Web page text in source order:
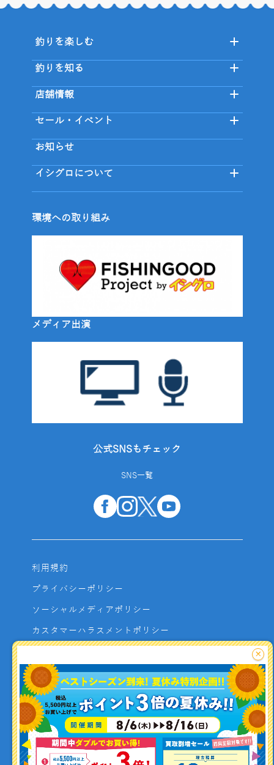
釣り情報を
投稿する
釣りを楽しむ
釣りを知る
店舗情報
セール・イベント
お知らせ
イシグロについて
環境への取り組み
メディア出演
公式SNSもチェック
SNS一覧
利用規約
プライバシーポリシー
ソーシャルメディアポリシー
カスタマーハラスメントポリシー
よくあるご質問
お問い合わせ
利用者資金の保全方法
×